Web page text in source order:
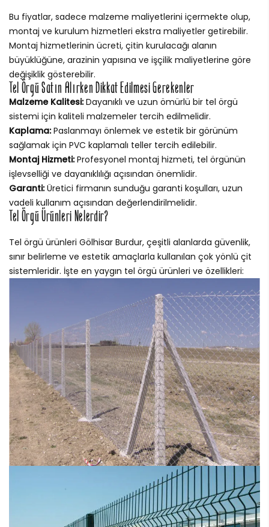
Bu fiyatlar, sadece malzeme maliyetlerini içermekte olup,
montaj ve kurulum hizmetleri ekstra maliyetler getirebilir.
Montaj hizmetlerinin ücreti, çitin kurulacağı alanın
büyüklüğüne, arazinin yapısına ve işçilik maliyetlerine göre
değişiklik gösterebilir.
Tel Örgü Satın Alırken Dikkat Edilmesi Gerekenler
Malzeme Kalitesi:Dayanıklı ve uzun ömürlü bir tel örgü
sistemi için kaliteli malzemeler tercih edilmelidir.
Kaplama:Paslanmayı önlemek ve estetik bir görünüm
sağlamak için PVC kaplamalı teller tercih edilebilir.
Montaj Hizmeti:Profesyonel montaj hizmeti, tel örgünün
işlevselliği ve dayanıklılığı açısından önemlidir.
Garanti:Üretici firmanın sunduğu garanti koşulları, uzun
vadeli kullanım açısından değerlendirilmelidir.
Tel Örgü Ürünleri Nelerdir?
Tel örgü ürünleri Gölhisar Burdur, çeşitli alanlarda güvenlik,
sınır belirleme ve estetik amaçlarla kullanılan çok yönlü çit
sistemleridir. İşte en yaygın tel örgü ürünleri ve özellikleri: